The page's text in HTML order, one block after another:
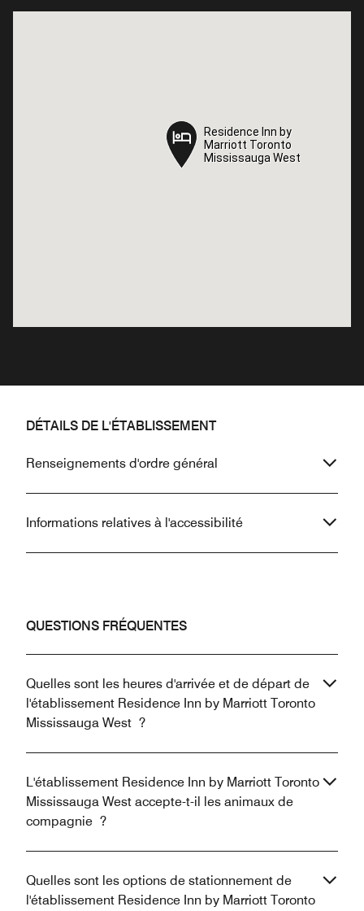
Residence Inn by
Marriott Toronto
Mississauga West
Residence Inn by
Marriott Toronto
Mississauga West
DÉTAILS DE L'ÉTABLISSEMENT
Renseignements d'ordre général
Informations relatives à l'accessibilité
QUESTIONS FRÉQUENTES
Quelles sont les heures d'arrivée et de départ de
l'établissement Residence Inn by Marriott Toronto
Mississauga West ?
L'établissement Residence Inn by Marriott Toronto
Mississauga West accepte-t-il les animaux de
compagnie ?
Quelles sont les options de stationnement de
l'établissement Residence Inn by Marriott Toronto